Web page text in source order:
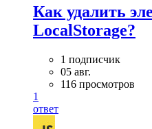
Как удалить
LocalStorage?
1 подписчик
05 авг.
116 просмотров
1
ответ